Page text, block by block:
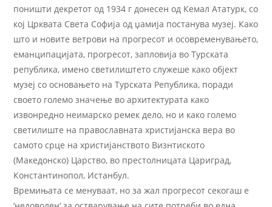
поништи декретот од 1934 г донесен од Кемал Ататурк, со
кој Црквата Света Софија од џамија постанува музеј. Како
што и новите ветрови на прогресот и осовременувањето,
еманципацијата, прогресот, запловија во Турската
република, имено светилиштето служеше како објект
музеј со основањето на Турската Република, поради
своето големо значење во архитектурата како
извонредно неимарско ремек дело, но и како големо
светилиште на православната христијанска вера во
самото срце на христијанството Визнтиското
(Македонско) Царство, во престолницата Цариград,
Константинопол, Истанбул.
Времињата се менуваат, но за жал прогресот секогаш е